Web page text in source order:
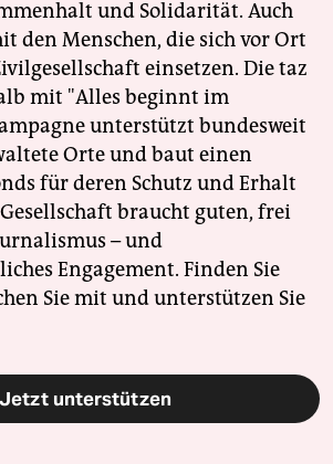
und Solidarität. Auch
den Menschen, die sich vor Ort
einsetzen. Die taz
mit "Alles beginnt im
unterstützt bundesweit
Orte und baut einen
für deren Schutz und Erhalt
braucht guten, frei
– und
Engagement. Finden Sie
Sie mit und unterstützen Sie
Jetzt unterstützen